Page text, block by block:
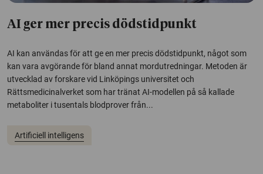
AI ger mer precis dödstidpunkt
AI kan användas för att ge en mer precis dödstidpunkt, något som
kan vara avgörande för bland annat mordutredningar. Metoden är
utvecklad av forskare vid Linköpings universitet och
Rättsmedicinalverket som har tränat AI-modellen på så kallade
metaboliter i tusentals blodprover från...
Artificiell intelligens